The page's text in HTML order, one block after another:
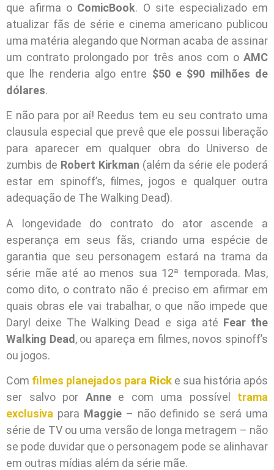
que afirma o ComicBook. O site especializado em
atualizar fãs de série e cinema americano publicou
uma matéria alegando que Norman acaba de assinar
um contrato prolongado por três anos com o AMC
que lhe renderia algo entre $50 e $90 milhões de
dólares.
E não para por aí! Reedus tem eu seu contrato uma
clausula especial que prevê que ele possui liberação
para aparecer em qualquer obra do Universo de
zumbis de Robert Kirkman (além da série ele poderá
estar em spinoff’s, filmes, jogos e qualquer outra
adequação de The Walking Dead).
A longevidade do contrato do ator ascende a
esperança em seus fãs, criando uma espécie de
garantia que seu personagem estará na trama da
série mãe até ao menos sua 12ª temporada. Mas,
como dito, o contrato não é preciso em afirmar em
quais obras ele vai trabalhar, o que não impede que
Daryl deixe The Walking Dead e siga até Fear the
Walking Dead, ou apareça em filmes, novos spinoff’s
ou jogos.
Com filmes planejados para Rick e sua história após
ser salvo por Anne e com uma possível trama
exclusiva para Maggie– não definido se será uma
série de TV ou uma versão de longa metragem – não
se pode duvidar que o personagem pode se alinhavar
em outras mídias além da série mãe.